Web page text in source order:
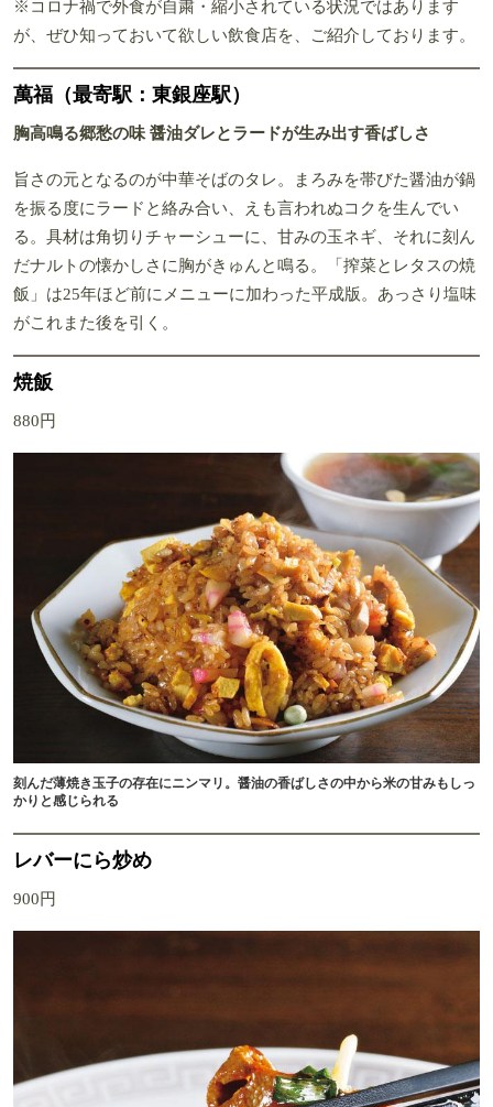
※コロナ禍で外食が自粛・縮小されている状況ではあります
が、ぜひ知っておいて欲しい飲食店を、ご紹介しております。
萬福（最寄駅：東銀座駅）
胸高鳴る郷愁の味 醤油ダレとラードが生み出す香ばしさ
旨さの元となるのが中華そばのタレ。まろみを帯びた醤油が鍋
を振る度にラードと絡み合い、えも言われぬコクを生んでい
る。具材は角切りチャーシューに、甘みの玉ネギ、それに刻ん
だナルトの懐かしさに胸がきゅんと鳴る。「搾菜とレタスの焼
飯」は25年ほど前にメニューに加わった平成版。あっさり塩味
がこれまた後を引く。
焼飯
880円
刻んだ薄焼き玉子の存在にニンマリ。醤油の香ばしさの中から米の甘みもしっ
かりと感じられる
レバーにら炒め
900円